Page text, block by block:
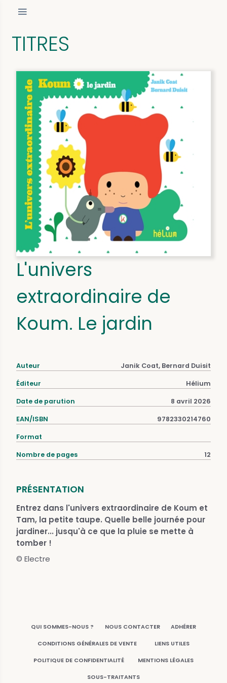
TITRES
L'univers
extraordinaire de
Koum. Le jardin
Auteur Janik Coat, Bernard Duisit
Éditeur Hélium
Date de parution 8 avril 2026
EAN/ISBN 9782330214760
Format
Nombre de pages 12
PRÉSENTATION
Entrez dans l'univers extraordinaire de Koum et
Tam, la petite taupe. Quelle belle journée pour
jardiner... jusqu'à ce que la pluie se mette à
tomber !
© Electre
QUI SOMMES-NOUS ? NOUS CONTACTER ADHÉRER
CONDITIONS GÉNÉRALES DE VENTE LIENS UTILES
POLITIQUE DE CONFIDENTIALITÉ MENTIONS LÉGALES
SOUS-TRAITANTS